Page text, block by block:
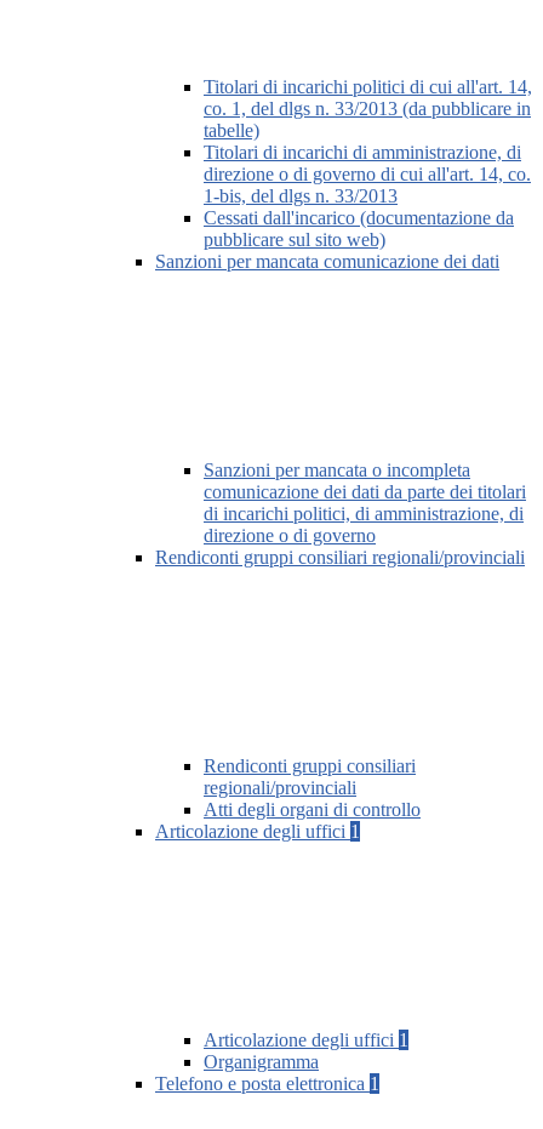
Titolari di incarichi politici di cui all'art. 14,
co. 1, del dlgs n. 33/2013 (da pubblicare in
tabelle)
Titolari di incarichi di amministrazione, di
direzione o di governo di cui all'art. 14, co.
1-bis, del dlgs n. 33/2013
Cessati dall'incarico (documentazione da
pubblicare sul sito web)
Sanzioni per mancata comunicazione dei dati
Sanzioni per mancata o incompleta
comunicazione dei dati da parte dei titolari
di incarichi politici, di amministrazione, di
direzione o di governo
Rendiconti gruppi consiliari regionali/provinciali
Rendiconti gruppi consiliari
regionali/provinciali
Atti degli organi di controllo
Articolazione degli uffici 1
Articolazione degli uffici 1
Organigramma
Telefono e posta elettronica 1